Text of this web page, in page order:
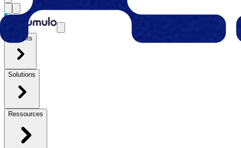
Produits
Solutions
Ressources